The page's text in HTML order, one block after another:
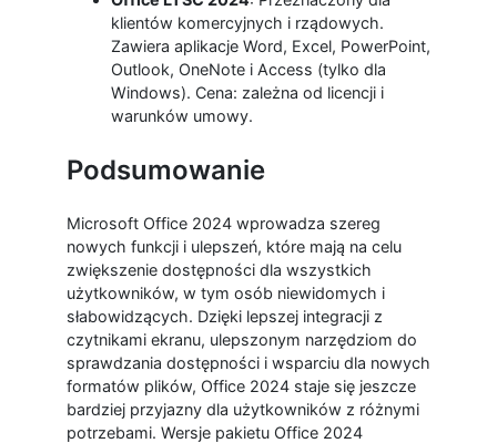
klientów komercyjnych i rządowych.
Zawiera aplikacje Word, Excel, PowerPoint,
Outlook, OneNote i Access (tylko dla
Windows). Cena: zależna od licencji i
warunków umowy.
Podsumowanie
Microsoft Office 2024 wprowadza szereg
nowych funkcji i ulepszeń, które mają na celu
zwiększenie dostępności dla wszystkich
użytkowników, w tym osób niewidomych i
słabowidzących. Dzięki lepszej integracji z
czytnikami ekranu, ulepszonym narzędziom do
sprawdzania dostępności i wsparciu dla nowych
formatów plików, Office 2024 staje się jeszcze
bardziej przyjazny dla użytkowników z różnymi
potrzebami. Wersje pakietu Office 2024